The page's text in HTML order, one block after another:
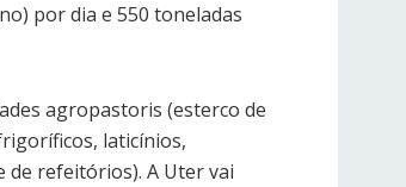
por dia e 550 toneladas
agropastoris (esterco de
laticínios,
de refeitórios). A Uter vai